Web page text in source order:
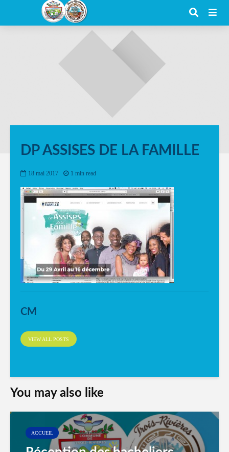
DP ASSISES DE LA FAMILLE
18 mai 2017 1 min read
CM
VIEW ALL POSTS
You may also like
ACCUEIL